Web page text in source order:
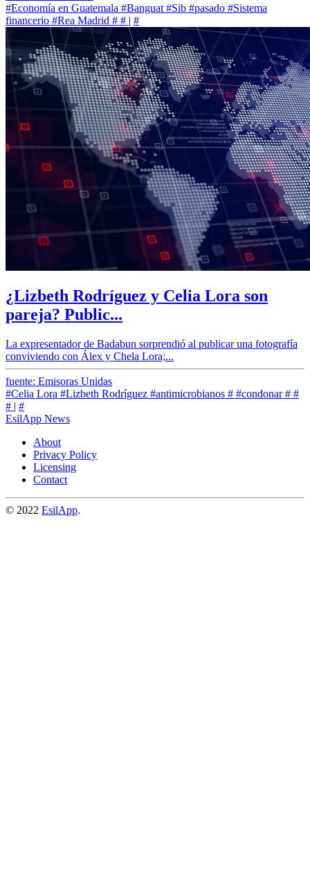
#Economía en Guatemala #Banguat #Sib #pasado #Sistema
financerio #Rea Madrid # # | #
¿Lizbeth Rodríguez y Celia Lora son
pareja? Public...
La expresentador de Badabun sorprendió al publicar una fotografía
conviviendo con Álex y Chela Lora;...
fuente: Emisoras Unidas
#Celia Lora #Lizbeth Rodríguez #antimicrobianos # #condonar # #
# | #
EsilApp News
About
Privacy Policy
Licensing
Contact
© 2022 EsilApp.